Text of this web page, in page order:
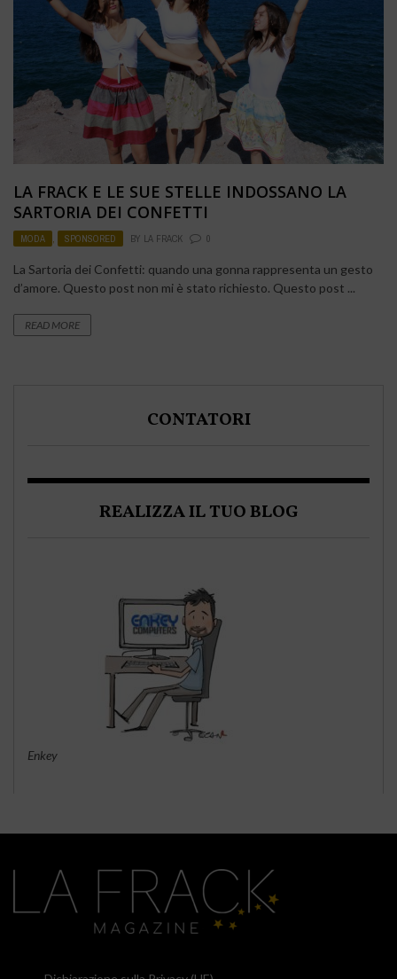
LA FRACK E LE SUE STELLE INDOSSANO LA
SARTORIA DEI CONFETTI
MODA SPONSORED BY LA FRACK 0
La Sartoria dei Confetti: quando una gonna rappresenta un gesto
d’amore. Questo post non mi è stato richiesto. Questo post ...
READ MORE
CONTATORI
REALIZZA IL TUO BLOG
Enkey